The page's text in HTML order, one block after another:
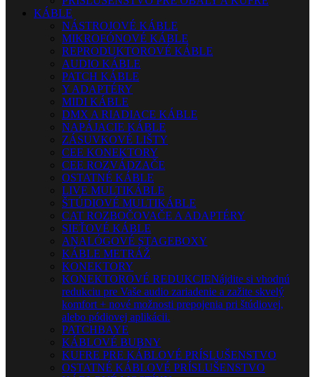
KÁBLE
NÁSTROJOVÉ KÁBLE
MIKROFÓNOVÉ KÁBLE
REPRODUKTOROVÉ KÁBLE
AUDIO KÁBLE
PATCH KÁBLE
Y ADAPTÉRY
MIDI KÁBLE
DMX A RIADIACE KÁBLE
NAPÁJACIE KÁBLE
ZÁSUVKOVÉ LIŠTY
CEE KONEKTORY
CEE ROZVÁDZAČE
OSTATNÉ KÁBLE
LIVE MULTIKÁBLE
ŠTÚDIOVÉ MULTIKÁBLE
CAT ROZBOČOVAČE A ADAPTÉRY
SIEŤOVÉ KÁBLE
ANALÓGOVÉ STAGEBOXY
KÁBLE METRÁŽ
KONEKTORY
KONEKTOROVÉ REDUKCIENájdite si vhodnú
redukciu pre Vaše audio zariadenie a zažite skvelý
komfort + nové možnosti prepojenia pri štúdiovej,
alebo pódiovej aplikácii.
PATCHBAYE
KÁBLOVÉ BUBNY
KUFRE PRE KÁBLOVÉ PRÍSLUŠENSTVO
OSTATNÉ KÁBLOVÉ PRÍSLUŠENSTVO